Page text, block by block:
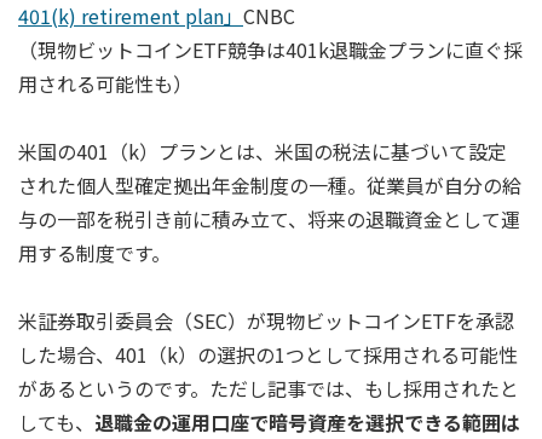
401(k) retirement plan」 CNBC
（現物ビットコインETF競争は401k退職金プランに直ぐ採
用される可能性も）
米国の401（k）プランとは、米国の税法に基づいて設定
された個人型確定拠出年金制度の一種。従業員が自分の給
与の一部を税引き前に積み立て、将来の退職資金として運
用する制度です。
米証券取引委員会（SEC）が現物ビットコインETFを承認
した場合、401（k）の選択の1つとして採用される可能性
があるというのです。ただし記事では、もし採用されたと
しても、 退職金の運用口座で暗号資産を選択できる範囲は